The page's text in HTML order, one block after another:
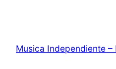
Musica Independiente –